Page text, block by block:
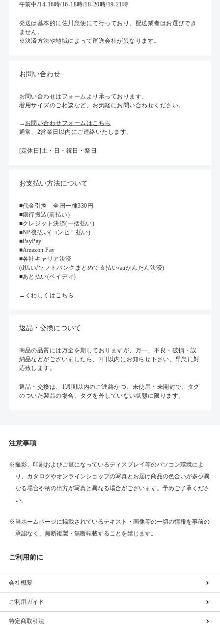
午前中/14-16時/16-18時/18-20時/19-21時
発送は基本的に佐川急便にて行っており、配送業者はお選びでき
ません。
※決済方法や地域によって運送会社が異なります。
お問い合わせ
お問い合わせはフォームより承っております。
着用サイズのご相談など、お気軽にお問い合わせください。
→ お問い合わせフォームはこちら
通常、2営業日以内にご連絡いたします。
[定休日]土・日・祝日・祭日
お支払い方法について
■代金引換 全国一律330円
■銀行振込(前払い)
■クレジット決済(一括払い)
■NP後払い(コンビニ払い)
■PayPay
■Amazon Pay
■各社キャリア決済
(d払い/ソフトバンクまとめて支払い/auかんたん決済)
■あと払い(ペイディ)
→くわしくはこちら
返品・交換について
商品の品質には万全を期しておりますが、万一、不良・破損・誤
納品などがございましたら、7日以内にお知らせ下さい、早急に対
応致します。
返品・交換は、1週間以内のご連絡かつ、未使用・未開封で、タグ
のついた製品の場合、タグを外していない状態に限ります。
注意事項
撮影、印刷およびご覧になっているディスプレイ等のパソコン環境によ
り、カタログやオンラインショップの写真とお届け商品の色合いが多少異
なる場合や柄の出方が写真と異なる場合がございます。予めご了承くださ
い。
当ホームページに掲載されているテキスト・画像等の一切の情報を事前の
承認なく、無断複製・無断転載することを禁じます。
ご利用前に
会社概要
ご利用ガイド
特定商取引法